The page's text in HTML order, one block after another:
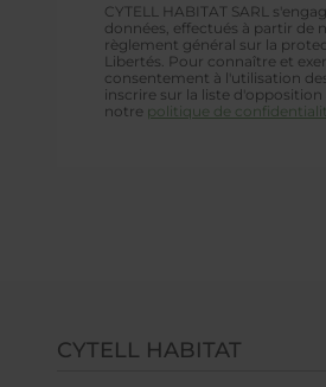
CYTELL HABITAT SARL
données, effectués à partir de
règlement général sur la
Libertés. Pour connaître et
consentement à l'utilisation
inscrire sur la liste
notre politique de
CYTELL HABITAT